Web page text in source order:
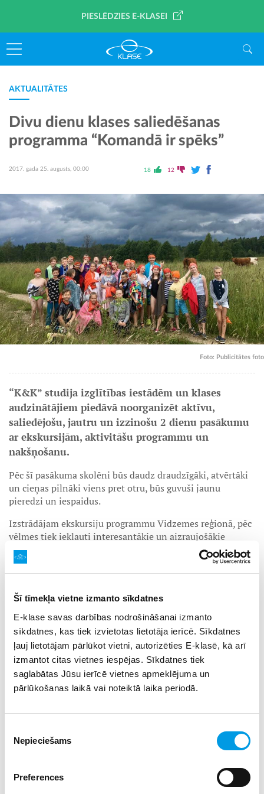
Šī tīmekļa vietne izmanto sīkdatnes
E-klase savas darbības nodrošināšanai izmanto
sīkdatnes, kas tiek izvietotas lietotāja ierīcē. Sīkdatnes
ļauj lietotājam pārlūkot vietni, autorizēties E-klasē, kā arī
izmantot citas vietnes iespējas. Sīkdatnes tiek
saglabātas Jūsu ierīcē vietnes apmeklējuma un
pārlūkošanas laikā vai noteiktā laika periodā.
izvēle
Nepieciešams
Preferences
PIESLĒDZIES E-KLASEI
AKTUALITĀTES
Divu dienu klases saliedēšanas
programma “Komandā ir spēks”
2017. gada 25. augusts, 00:00 18 12
Foto: Publicitātes foto
“K&K” studija izglītības iestādēm un klases
audzinātājiem piedāvā noorganizēt aktīvu,
saliedējošu, jautru un izzinošu 2 dienu pasākumu
ar ekskursijām, aktivitāšu programmu un
nakšņošanu.
Pēc šī pasākuma skolēni būs daudz draudzīgāki, atvērtāki
un cieņas pilnāki viens pret otru, būs guvuši jaunu
pieredzi un iespaidus.
Izstrādājam ekskursiju programmu Vidzemes reģionā, pēc
vēlmes tiek iekļauti interesantākie un aizraujošākie
apskates objekti, organizējam dažādas sportiskas, jautras
un aizraujošas aktivitātes skolēniem.
komandu darbs, orientēšanās, joga,capoeira
radošās nodarbības (mandalu/mālu/sapņu kolāžas),
pārgājiens, spēles, stafetes, viktorīnas, diskusijas par sev
aktuālām tēmām (vai veselīgu dzīvesveidu, pareizu ēšanu),
vakara meditācija, nakts piedzīvojums, nakts kino, stāstu
vakars, naktsdisenīteutt.
Atrašanās vieta:Amatas pagastā, Sērmūkšos, “Vidzemes
nometnes, telpas ir saņēmušas nepieciešamās atļaujas
telpas ar 33 guļvietām, 2 nodarbību zālēm, vairākām
labierīcību un dušas telpām. Papildu pie kompleksa ir
arī sporta zāle ar ģērbtuvēm un dušām.